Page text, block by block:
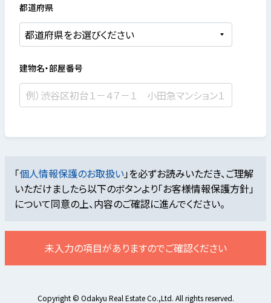
都道府県
建物名・部屋番号
「個人情報保護のお取扱い」を必ずお読みいただき、ご理解
いただけましたら以下のボタンより「お客様情報保護方針」
について同意の上、内容のご確認に進んでください。
未入力の項目がありますのでご確認ください
Copyright © Odakyu Real Estate Co.,Ltd. All rights reserved.